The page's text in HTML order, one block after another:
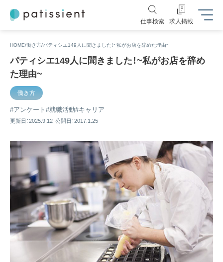
仕事検索 求人掲載
HOME 働き方 パティシエ149人に聞きました！~私がお店を辞めた理由~
パティシエ149人に聞きました！~私がお店を辞め
た理由~
働き方
アンケート 就職活動 キャリア
更新日：2025.9.12 公開日：2017.1.25